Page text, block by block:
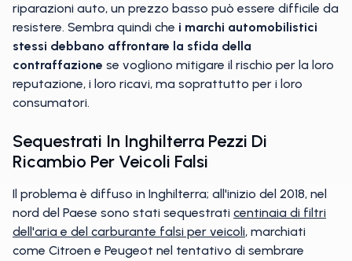
riparazioni auto, un prezzo basso può essere difficile da
resistere. Sembra quindi che i marchi automobilistici
stessi debbano affrontare la sfida della
contraffazione se vogliono mitigare il rischio per la loro
reputazione, i loro ricavi, ma soprattutto per i loro
consumatori.
Sequestrati In Inghilterra Pezzi Di
Ricambio Per Veicoli Falsi
Il problema è diffuso in Inghilterra; all'inizio del 2018, nel
nord del Paese sono stati sequestrati centinaia di filtri
dell'aria e del carburante falsi per veicoli, marchiati
come Citroen e Peugeot nel tentativo di sembrare